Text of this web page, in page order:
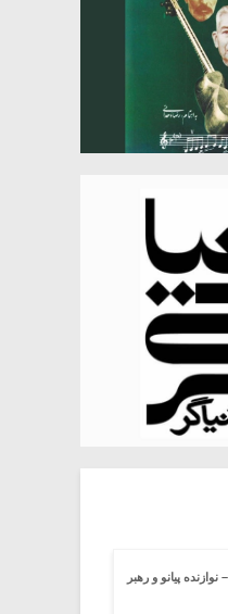
نوازنده پیانو و رهبر